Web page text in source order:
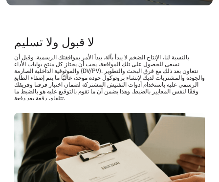
لا قبول ولا تسليم
بالنسبة لنا، الإنتاج الضخم لا يبدأ بآلة. يبدأ الأمر بموافقتك الرسمية. وقبل أن
نسعى للحصول على تلك الموافقة، يجب أن يجتاز كل منتج بوابات الأداء
والموثوقية الداخلية الصارمة (DV/PV). نتعاون بعد ذلك مع فرق البحث والتطوير
والجودة والمشتريات لديك لإنشاء بروتوكول جودة موحد، غالبًا ما يتم إضفاء الطابع
الرسمي عليه باستخدام أدوات التفتيش المشتركة لضمان اختبار فرقنا وفريقك
وفقًا لنفس المعايير بالضبط. وهذا يضمن أن ما تقوم بالتوقيع عليه هو بالضبط ما
تتلقاه، دفعة بعد دفعة.